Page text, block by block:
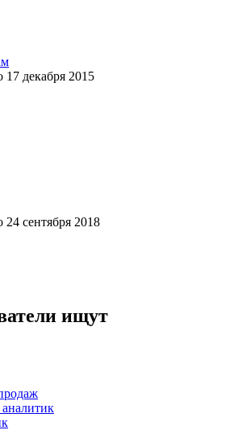
17 декабря 2015
24 сентября 2018
ищут